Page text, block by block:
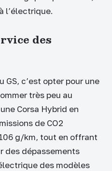
l’électrique.
des
GS, c’est opter pour une
très peu au
Corsa Hybrid en
de CO2
g/km, tout en offrant
des dépassements
des modèles